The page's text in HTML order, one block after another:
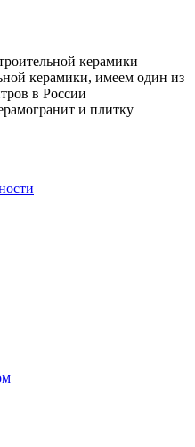
керамики
керамики, имеем один из
в России
и плитку